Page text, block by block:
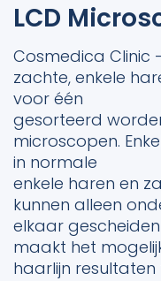
LCD
Cosmedica Clinic
zachte, enkele
voor één
gesorteerd
microscopen.
in normale
enkele haren en
kunnen alleen
elkaar
maakt het
haarlijn resultaten